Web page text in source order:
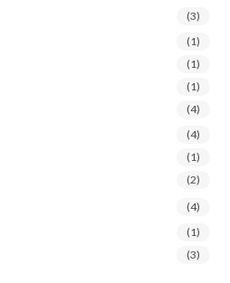
(3)
(1)
(1)
(1)
(4)
(4)
(1)
(2)
(4)
(1)
(3)